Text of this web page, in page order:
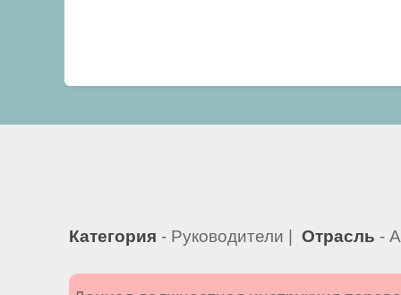
Категория - Руководители | Отрасль -